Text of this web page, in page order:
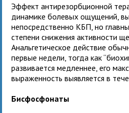
Эффект антирезорбционной
динамике болевых ощущений,
непосредственно КБП, но
степени снижения активности
Анальгетическое действие
первые недели, тогда как
развивается медленнее, его
выраженность выявляется в
Бисфосфонаты